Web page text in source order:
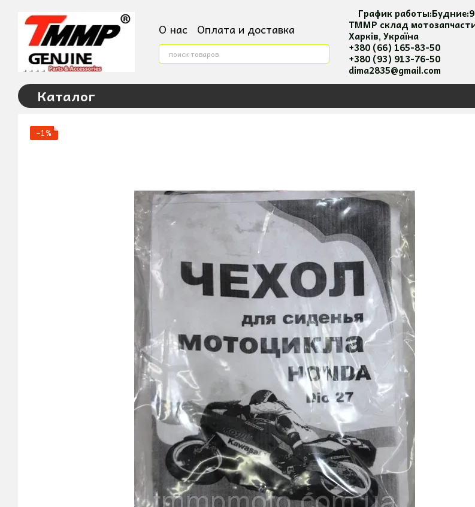
О нас Оплата и доставка
Контактная информация
Условия повернення та оплати
Пользовательское соглашение
График работы:Будние:
ТММР склад
Харків, Україна
+380 (66) 165-83-50
+380 (93) 913-76-50
dima2835@gmail.com
Каталог
−1%